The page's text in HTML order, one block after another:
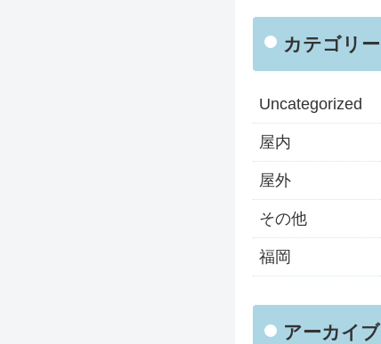
カテゴリー
Uncategorized
屋内
屋外
その他
福岡
アーカイブ